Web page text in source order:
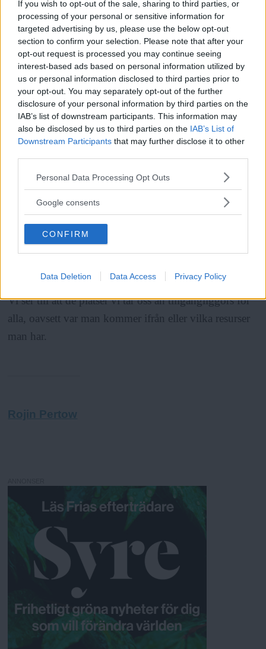
If you wish to opt-out of the sale, sharing to third parties, or
processing of your personal or sensitive information for
targeted advertising by us, please use the below opt-out
section to confirm your selection. Please note that after your
opt-out request is processed you may continue seeing
interest-based ads based on personal information utilized by
us or personal information disclosed to third parties prior to
your opt-out. You may separately opt-out of the further
disclosure of your personal information by third parties on the
IAB’s list of downstream participants. This information may
also be disclosed by us to third parties on the IAB’s List of
Downstream Participants that may further disclose it to other
Please note that this website/app uses one or more Google
not limited to your visit or usage behaviour. You may click to
use your data for below specified purposes in below Google
consent section.
Personal Data Processing Opt Outs
Google consents
CONFIRM
Data Deletion Data Access Privacy Policy
Läs Frias efterträdare!
Syreär Sveriges enda gröna dagstidning som
finns både digitalt och i tryck.
Fastighetsägaren harenligt Johanna Nilsson inte
alltid haft problem med Kontrapunkts verksamhet och
idéer. När de anordnade kulturarrangemang stöttande
han verksamheten, men sedan 2015 har han ändrat sin
uppfattning.
– Det skedde ett skifte i samband med
flyktingmottagandet 2015 då vi tog emot flyktingar i
lokalerna. Under samma tid vräktes även EU-migranter
från Sorgenfrilägret, som vi sedermera också tog emot
och hade verksamhet för. Det har han inte sett positivt
på och har uttalat sig på olika rasistiska sätt i
förhållande till. Han har tänkt sig att det är
lyfta området. Men vi jobbar för ett solidariskt Malmö.
Vi ser till att de platser vi tar oss an tillgängliggörs för
alla, oavsett var man kommer ifrån eller vilka resurser
man har.
Rojin Pertow